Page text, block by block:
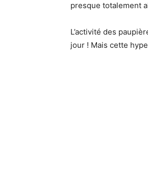
presque totalement
L’activité des
jour ! Mais cette